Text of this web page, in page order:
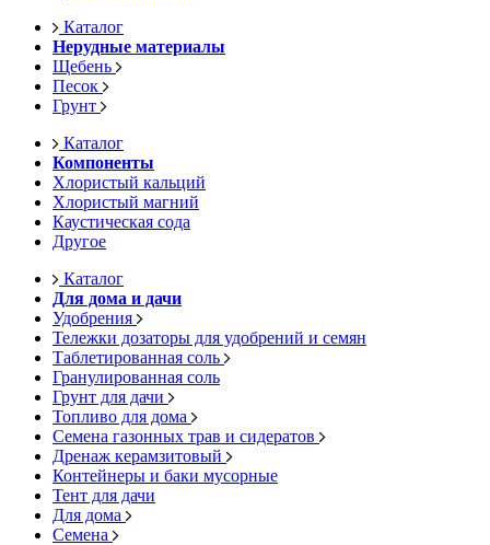
Каталог
Нерудные материалы
Щебень
Песок
Грунт
Каталог
Компоненты
Хлористый кальций
Хлористый магний
Каустическая сода
Другое
Каталог
Для дома и дачи
Удобрения
Тележки дозаторы для удобрений и семян
Таблетированная соль
Гранулированная соль
Грунт для дачи
Топливо для дома
Семена газонных трав и сидератов
Дренаж керамзитовый
Контейнеры и баки мусорные
Тент для дачи
Для дома
Семена